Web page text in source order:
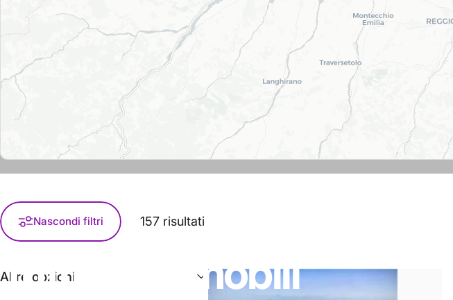
Tutti immobili
Nascondi filtri 157 risultati
Altre opzioni